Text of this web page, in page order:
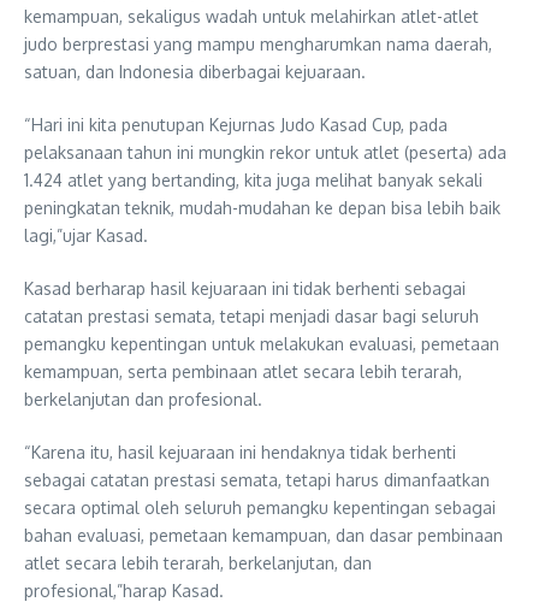
kemampuan, sekaligus wadah untuk melahirkan atlet-atlet
judo berprestasi yang mampu mengharumkan nama daerah,
satuan, dan Indonesia diberbagai kejuaraan.
“Hari ini kita penutupan Kejurnas Judo Kasad Cup, pada
pelaksanaan tahun ini mungkin rekor untuk atlet (peserta) ada
1.424 atlet yang bertanding, kita juga melihat banyak sekali
peningkatan teknik, mudah-mudahan ke depan bisa lebih baik
lagi,”ujar Kasad.
Kasad berharap hasil kejuaraan ini tidak berhenti sebagai
catatan prestasi semata, tetapi menjadi dasar bagi seluruh
pemangku kepentingan untuk melakukan evaluasi, pemetaan
kemampuan, serta pembinaan atlet secara lebih terarah,
berkelanjutan dan profesional.
“Karena itu, hasil kejuaraan ini hendaknya tidak berhenti
sebagai catatan prestasi semata, tetapi harus dimanfaatkan
secara optimal oleh seluruh pemangku kepentingan sebagai
bahan evaluasi, pemetaan kemampuan, dan dasar pembinaan
atlet secara lebih terarah, berkelanjutan, dan
profesional,”harap Kasad.